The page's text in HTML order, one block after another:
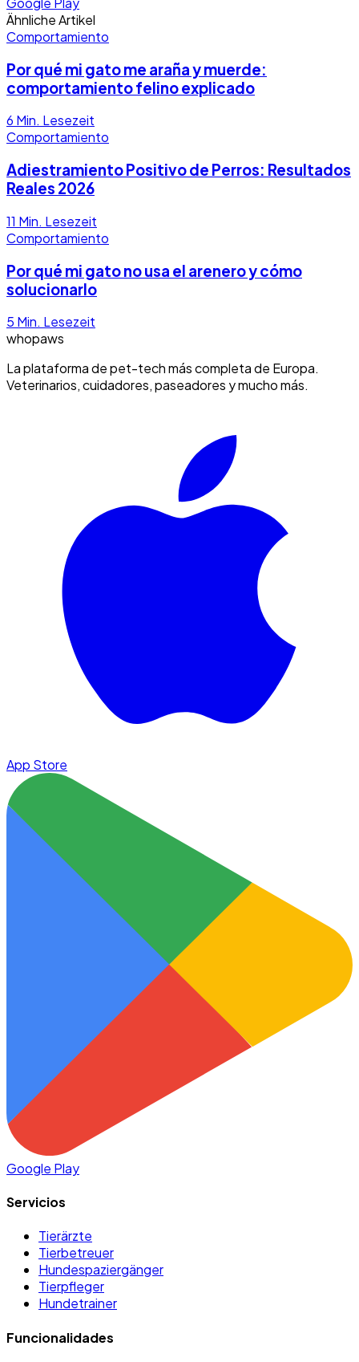
Ähnliche Artikel
Comportamiento
Por qué mi gato me araña y muerde:
comportamiento felino explicado
6 Min. Lesezeit
Comportamiento
Adiestramiento Positivo de Perros: Resultados
Reales 2026
11 Min. Lesezeit
Comportamiento
Por qué mi gato no usa el arenero y cómo
solucionarlo
5 Min. Lesezeit
whopaws
La plataforma de pet-tech más completa de Europa.
Veterinarios, cuidadores, paseadores y mucho más.
App Store
Google Play
Servicios
Tierärzte
Tierbetreuer
Hundespaziergänger
Tierpfleger
Hundetrainer
Funcionalidades